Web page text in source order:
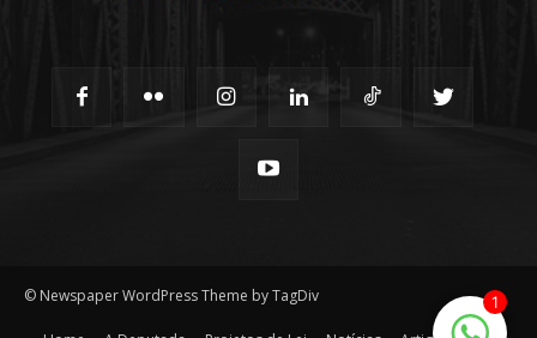
© Newspaper WordPress Theme by TagDiv 1